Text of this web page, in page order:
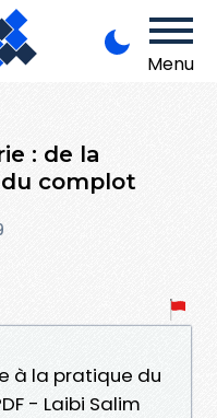
Menu
: de la
complot
à la pratique du
- Laibi Salim